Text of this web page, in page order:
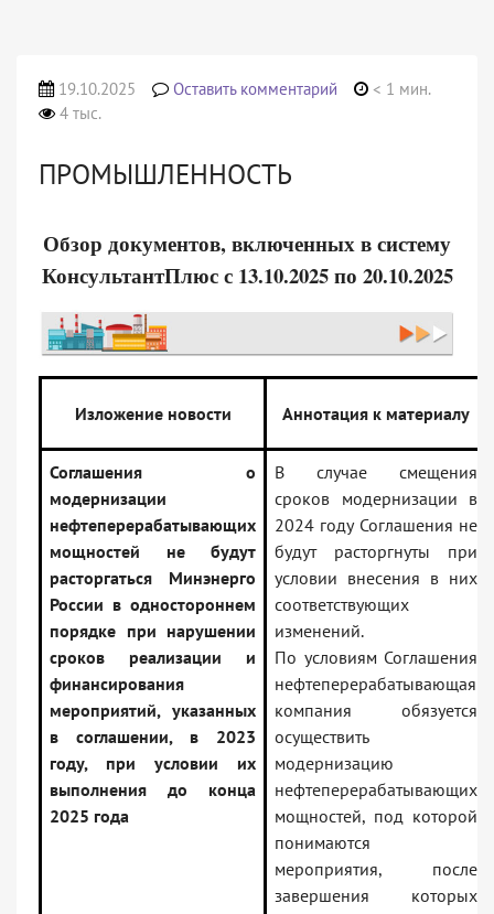
19.10.2025 Оставить комментарий
< 1 мин.
4 тыс.
ПРОМЫШЛЕННОСТЬ
Обзор документов, включенных в систему
КонсультантПлюс с 13.10.2025 по 20.10.2025
Изложение новости Аннотация к материалу
Соглашения о
модернизации
нефтеперерабатывающих
мощностей не будут
расторгаться Минэнерго
России в одностороннем
порядке при нарушении
сроков реализации и
финансирования
мероприятий, указанных
в соглашении, в 2023
году, при условии их
выполнения до конца
2025 года
В случае смещения
сроков модернизации в
2024 году Соглашения не
будут расторгнуты при
условии внесения в них
соответствующих
изменений.
По условиям Соглашения
нефтеперерабатывающая
компания обязуется
осуществить
модернизацию
нефтеперерабатывающих
мощностей, под которой
понимаются
мероприятия, после
завершения которых